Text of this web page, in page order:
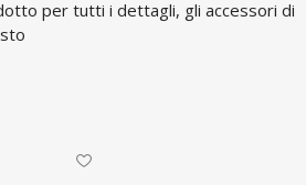
per tutti i dettagli, gli accessori di